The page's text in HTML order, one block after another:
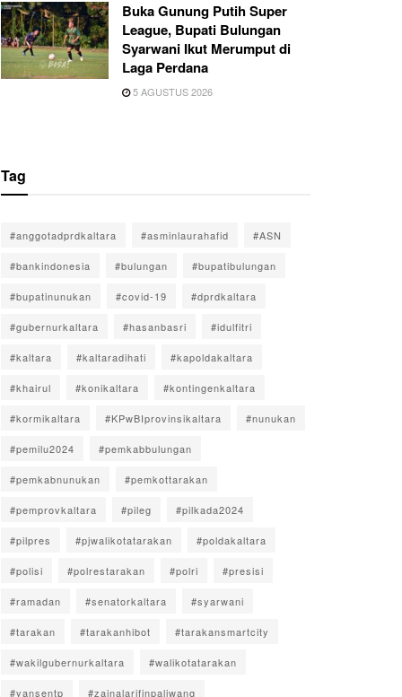
Buka Gunung Putih Super
League, Bupati Bulungan
Syarwani Ikut Merumput di
Laga Perdana
5 AGUSTUS 2026
Tag
#anggotadprdkaltara #asminlaurahafid #ASN
#bankindonesia #bulungan #bupatibulungan
#bupatinunukan #covid-19 #dprdkaltara
#gubernurkaltara #hasanbasri #idulfitri
#kaltara #kaltaradihati #kapoldakaltara
#khairul #konikaltara #kontingenkaltara
#kormikaltara #KPwBIprovinsikaltara #nunukan
#pemilu2024 #pemkabbulungan
#pemkabnunukan #pemkottarakan
#pemprovkaltara #pileg #pilkada2024
#pilpres #pjwalikotatarakan #poldakaltara
#polisi #polrestarakan #polri #presisi
#ramadan #senatorkaltara #syarwani
#tarakan #tarakanhibot #tarakansmartcity
#wakilgubernurkaltara #walikotatarakan
#yansentp #zainalarifinpaliwang